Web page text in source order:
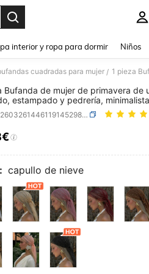
interior y ropa para dormir Niños
cuadradas para mujer /
Bufanda de mujer de primavera de
estampado y pedrería,
versátil
SKU: sc260326144611914529876
AND
capullo de nieve